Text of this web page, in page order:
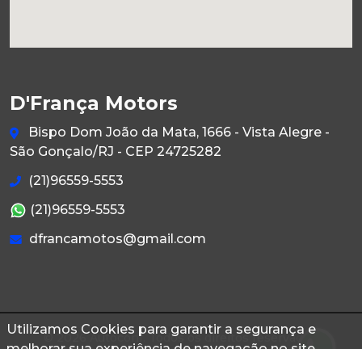
Utilizamos Cookies para garantir a segurança e
D'França Motors
Bispo Dom João da Mata, 1666 - Vista Alegre -
São Gonçalo/RJ - CEP 24725282
(21)96559-5553
(21)96559-5553
dfrancamotos@gmail.com
© 2026 Autoconf. Todos os direitos reservados.